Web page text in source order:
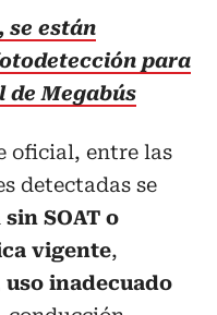
se están
para
Megabús
oficial, entre las
detectadas se
sin SOAT o
vigente,
inadecuado